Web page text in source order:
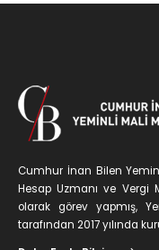
Cumhur İnan Bilen
Hesap Uzmanı ve Vergi
olarak görev yapmış,
tarafından 2017 yılında